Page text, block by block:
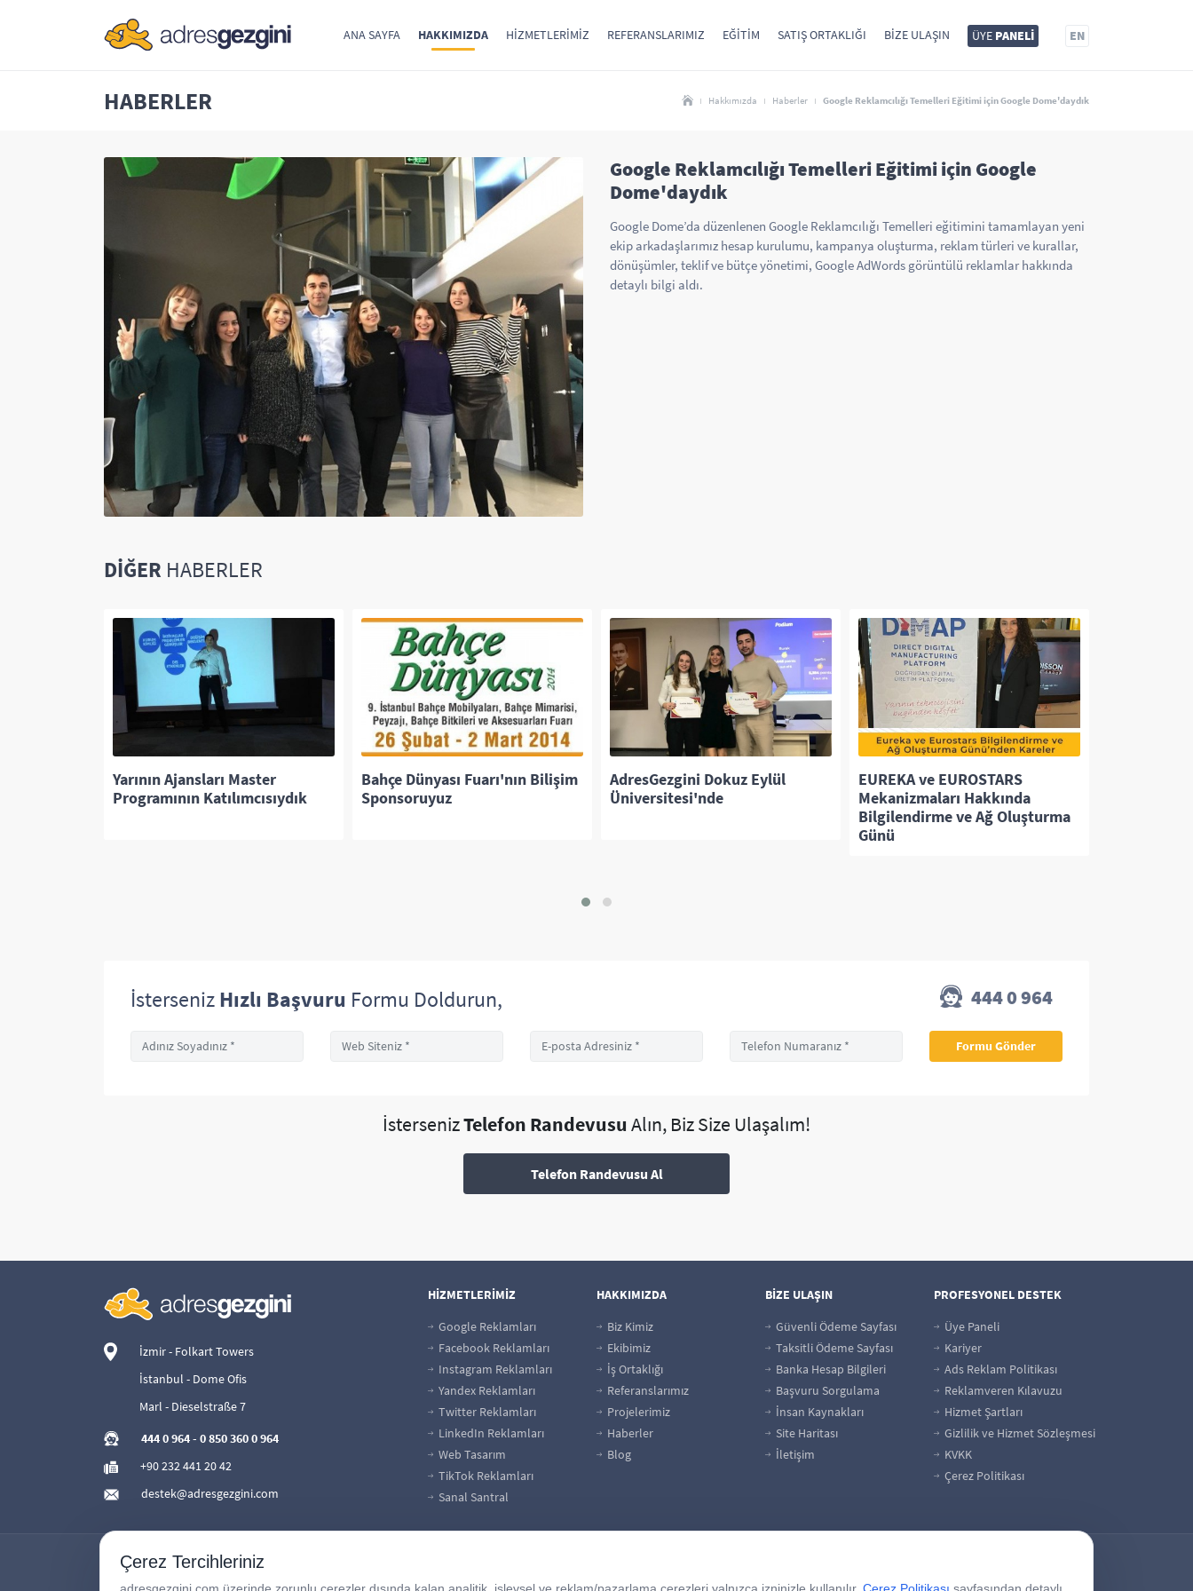
ÜYE PANELİ EN
ANA SAYFA HAKKIMIZDA HIZMETLERIMIZ REFERANSLARIMIZ EĞITIM SATIŞ ORTAKLIĞI BIZE ULAŞIN
HABERLER Hakkımızda Haberler Google Reklamcılığı Temelleri Eğitimi için Google Dome'daydık
Google Reklamcılığı Temelleri Eğitimi için Google
Dome'daydık
Google Dome’da düzenlenen Google Reklamcılığı Temelleri eğitimini tamamlayan yeni
ekip arkadaşlarımız hesap kurulumu, kampanya oluşturma, reklam türleri ve kurallar,
dönüşümler, teklif ve bütçe yönetimi, Google AdWords görüntülü reklamlar hakkında
detaylı bilgi aldı.
DIĞER HABERLER
Yarının Ajansları Master
Programının Katılımcısıydık
Bahçe Dünyası Fuarı'nın Bilişim
Sponsoruyuz
AdresGezgini Dokuz Eylül
Üniversitesi'nde
EUREKA ve EUROSTARS
Mekanizmaları Hakkında
Bilgilendirme ve Ağ Oluşturma
Günü
İstersenizHızlı Başvuru Formu Doldurun, 444 0 964
İstersenizTelefon Randevusu Alın, Biz Size Ulaşalım!
Telefon Randevusu Al
İzmir - Folkart Towers
İstanbul - Dome Ofis
Marl - Dieselstraße 7
444 0 964- 0 850 360 0 964
+90 232 441 20 42
destek@adresgezgini.com
HİZMETLERİMİZ
Google Reklamları
Facebook Reklamları
Instagram Reklamları
Yandex Reklamları
Twitter Reklamları
LinkedIn Reklamları
Web Tasarım
TikTok Reklamları
Sanal Santral
HAKKIMIZDA
Biz Kimiz
Ekibimiz
İş Ortaklığı
Referanslarımız
Projelerimiz
Haberler
Blog
BİZE ULAŞIN
Güvenli Ödeme Sayfası
Taksitli Ödeme Sayfası
Banka Hesap Bilgileri
Başvuru Sorgulama
İnsan Kaynakları
Site Haritası
İletişim
PROFESYONEL DESTEK
Üye Paneli
Kariyer
Ads Reklam Politikası
Reklamveren Kılavuzu
Hizmet Şartları
Gizlilik ve Hizmet Sözleşmesi
KVKK
Çerez Politikası
Çerez Tercihleriniz